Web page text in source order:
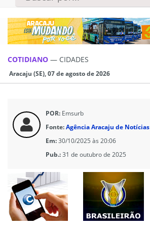
COTIDIANO — CIDADES
Aracaju (SE), 07 de agosto de 2026
POR: Emsurb
Fonte:Agência Aracaju de Notícias
Em:30/10/2025 às 20:06
Pub.:31 de outubro de 2025